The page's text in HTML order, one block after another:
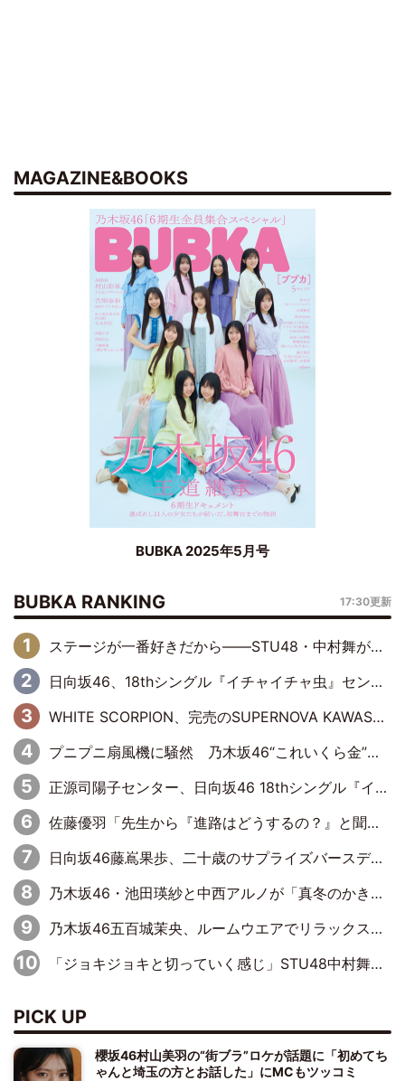
MAGAZINE&BOOKS
BUBKA 2025年5月号
BUBKA RANKING 17:30更新
ステージが一番好きだから――STU48・中村舞が描く“これからの私”
日向坂46、18thシングル『イチャイチャ虫』センターは正源司陽子に決定& 佐藤優羽や平岡海月など、“ひなた坂46”からの選抜入りも注目！
WHITE SCORPION、完売のSUPERNOVA KAWASAKIで沸いた“着席型LIVE” 『BASE Live #16』昼公演リポート
プニプニ扇風機に騒然 乃木坂46“これいくら金”延長中は今回もわちゃわちゃ全開
正源司陽子センター、日向坂46 18thシングル『イチャイチャ虫』新ビジュアル公開
佐藤優羽「先生から『進路はどうするの？』と聞かれて。『実は……』とXのトレンドで1位になっているスマホを見せました」【日向坂46『五期生LIVE』開催記念 五期生“変革”ドキュメンタリー③】
日向坂46藤嶌果歩、二十歳のサプライズバースデーに大喜び「頼られる先輩になれるように努力していきたい」
乃木坂46・池田瑛紗と中西アルノが「真冬のかき氷」騒動で火花散らす！ 因縁の裏にあるのは、逆境をともに“凌”ぐ似た者同士の絆
乃木坂46五百城茉央、ルームウエアでリラックス「今回のグラビアを見て成長を感じていただけるとうれしい」
「ジョキジョキと切っていく感じ」STU48中村舞、新しい挑戦は自らの手で
PICK UP
櫻坂46村山美羽の“街ブラ”ロケが話題に「初めてち
ゃんと埼玉の方とお話した」にMCもツッコミ